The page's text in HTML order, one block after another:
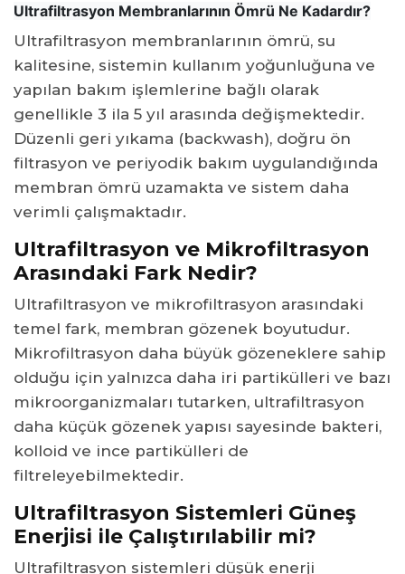
Ultrafiltrasyon Membranlarının Ömrü Ne Kadardır?
Ultrafiltrasyon membranlarının ömrü, su
kalitesine, sistemin kullanım yoğunluğuna ve
yapılan bakım işlemlerine bağlı olarak
genellikle 3 ila 5 yıl arasında değişmektedir.
Düzenli geri yıkama (backwash), doğru ön
filtrasyon ve periyodik bakım uygulandığında
membran ömrü uzamakta ve sistem daha
verimli çalışmaktadır.
Ultrafiltrasyon ve Mikrofiltrasyon
Arasındaki Fark Nedir?
Ultrafiltrasyon ve mikrofiltrasyon arasındaki
temel fark, membran gözenek boyutudur.
Mikrofiltrasyon daha büyük gözeneklere sahip
olduğu için yalnızca daha iri partikülleri ve bazı
mikroorganizmaları tutarken, ultrafiltrasyon
daha küçük gözenek yapısı sayesinde bakteri,
kolloid ve ince partikülleri de
filtreleyebilmektedir.
Ultrafiltrasyon Sistemleri Güneş
Enerjisi ile Çalıştırılabilir mi?
Ultrafiltrasyon sistemleri düşük enerji